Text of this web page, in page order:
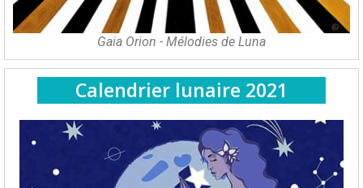
Gaia Orion - Mélodies de Luna
Calendrier lunaire 2021